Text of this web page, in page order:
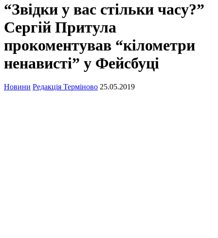
“Звідки у вас стільки часу?”
Сергій Притула
прокоментував “кілометри
ненависті” у Фейсбуці
Новини Редакція Терміново 25.05.2019